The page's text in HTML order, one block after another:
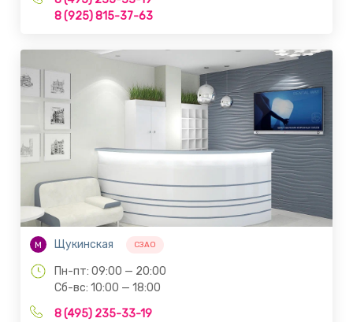
8 (925) 815-37-63
М Щукинская СЗАО
Пн-пт: 09:00 — 20:00
Сб-вс: 10:00 — 18:00
8 (495) 235-33-19